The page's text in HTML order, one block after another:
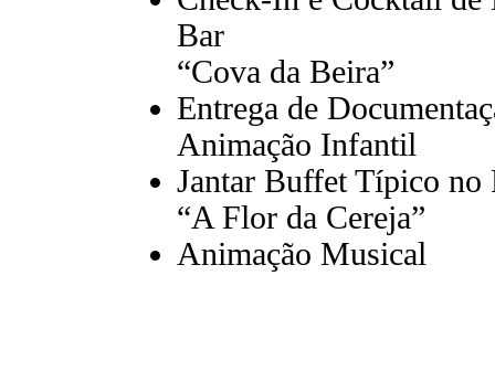
Bar
“Cova da Beira”
Entrega de
Animação Infantil
Jantar Buffet Típico no
“A Flor da Cereja”
Animação Musical